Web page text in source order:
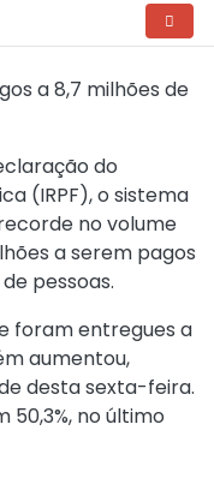
a 8,7 milhões de
do
(IRPF), o sistema
no volume
a serem pagos
pessoas.
foram entregues a
aumentou,
desta sexta-feira.
50,3%, no último